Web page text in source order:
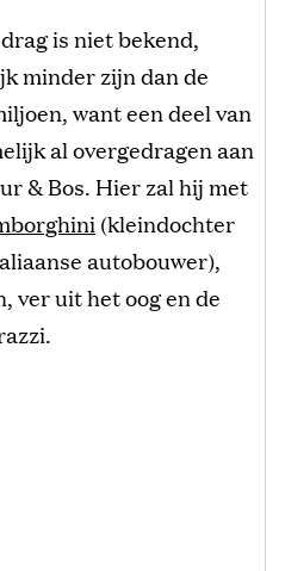
is niet bekend,
minder zijn dan de
want een deel van
al overgedragen aan
& Bos. Hier zal hij met
(kleindochter
autobouwer),
ver uit het oog en de